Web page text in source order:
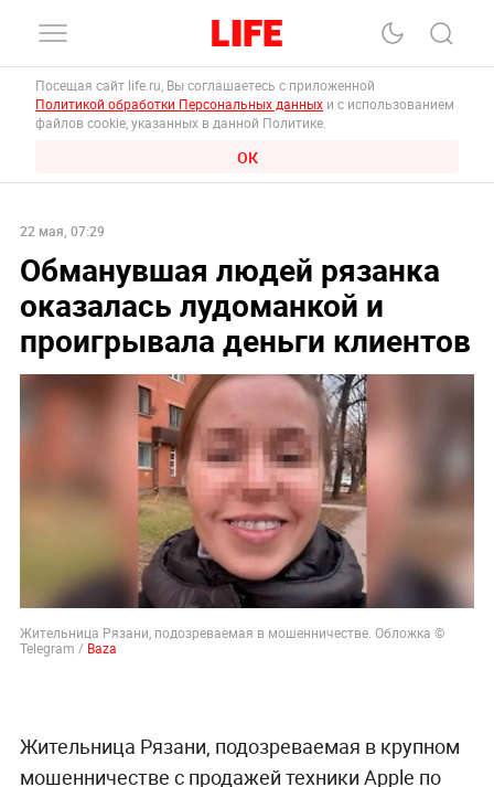
Посещая сайт life.ru, Вы соглашаетесь с приложенной
Политикой обработки Персональных данных и с использованием
файлов cookie, указанных в данной Политике.
ОК
22 мая, 07:29
Обманувшая людей рязанка
оказалась лудоманкой и
проигрывала деньги клиентов
Жительница Рязани, подозреваемая в мошенничестве. Обложка ©
Telegram / Baza
Жительница Рязани, подозреваемая в крупном
мошенничестве с продажей техники Apple по